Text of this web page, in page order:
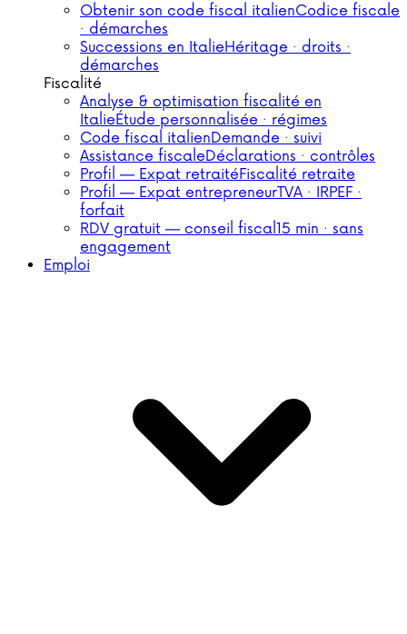
Obtenir son code fiscal italienCodice fiscale
· démarches
Successions en ItalieHéritage · droits ·
démarches
Fiscalité
Analyse & optimisation fiscalité en
ItalieÉtude personnalisée · régimes
Code fiscal italienDemande · suivi
Assistance fiscaleDéclarations · contrôles
Profil — Expat retraitéFiscalité retraite
Profil — Expat entrepreneurTVA · IRPEF ·
forfait
RDV gratuit — conseil fiscal15 min · sans
engagement
Emploi